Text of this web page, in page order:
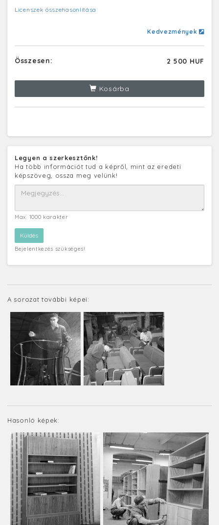
Licenszek összehasonlítása
Kedvezmények
Összesen: 2 500 HUF
Kosárba
Legyen a szerkesztőnk!
Ha több információt tud a képről, mint az eredeti
képszöveg, ossza meg velünk!
Max. 1000 karakter
Bejelentkezés szükséges!
A sorozat további képei:
Hasonló képek: